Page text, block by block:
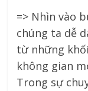
=> Nhìn vào
chúng ta dễ
từ những
không gian
Trong sự